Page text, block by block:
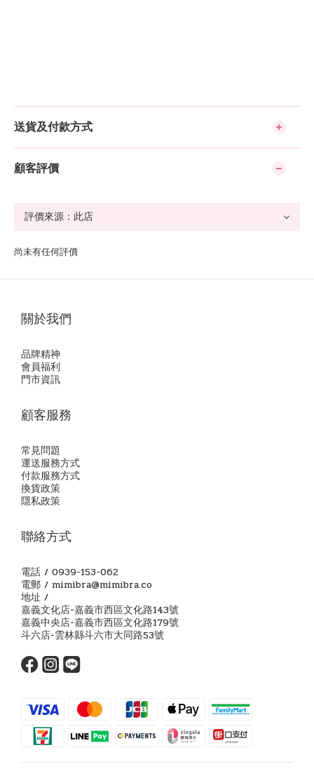
送貨及付款方式
顧客評價
尚未有任何評價
關於我們
品牌精神
會員福利
門市資訊
顧客服務
常見問題
運送服務方式
付款服務方式
換貨政策
隱私政策
聯絡方式
電話 / 0939-153-062
電郵 / mimibra@mimibra.co
地址 /
嘉義文化店-嘉義市西區文化路143號
嘉義中央店-嘉義市西區文化路179號
斗六店-雲林縣斗六市大同路53號